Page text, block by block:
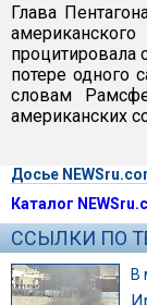
Глава
процитировала
потере одного
словам
американских
Досье
Каталог
ССЫЛКИ ПО
В